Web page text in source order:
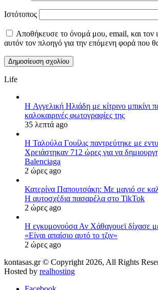
Ιστότοπος
Αποθήκευσε το όνομά μου, email, και τον
αυτόν τον πλοηγό για την επόμενη φορά που
Life
H Αγγελική Ηλιάδη με κίτρινο
καλοκαιρινές φωτογραφίες της
35 λεπτά ago
Η Ταλούλα Γουίλις παντρεύτηκε με
Χρειάστηκαν 712 ώρες για να
Balenciaga
2 ώρες ago
Κατερίνα Παπουτσάκη: Με μαγιό σε
Η αυτοσχέδια πασαρέλα στο TikTok
2 ώρες ago
Η εγκυμονούσα Αν Χάθαγουεϊ δίχασε
«Είναι απαίσιο αυτό το τζιν»
2 ώρες ago
kontasas.gr © Copyright 2026, All Rights
Hosted by realhosting